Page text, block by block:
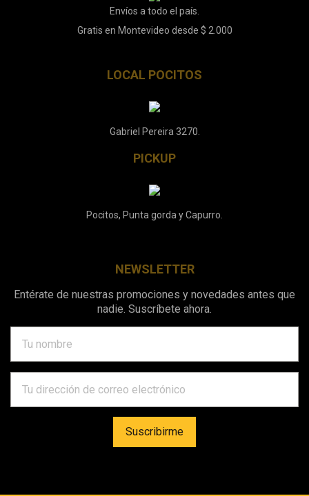
Envíos a todo el país.
Gratis en Montevideo desde $ 2.000
LOCAL POCITOS
Gabriel Pereira 3270.
PICKUP
Pocitos, Punta gorda y Capurro.
NEWSLETTER
Entérate de nuestras promociones y novedades antes que
nadie. Suscríbete ahora.